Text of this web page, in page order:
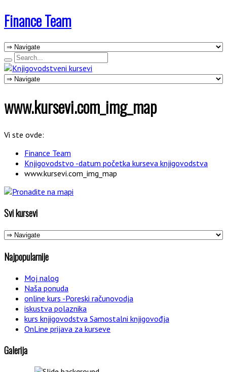
Finance Team
www.kursevi.com_img_map
Vi ste ovde:
Finance Team
Knjigovodstvo -datum početka kurseva knjigovodstva
www.kursevi.com_img_map
Svi kursevi
Najpopularnije
Moj nalog
Naša ponuda
online kurs -Poreski računovodja
iskustva polaznika
kurs knjigovodstva Samostalni knjigovođja
OnLine prijava za kurseve
Galerija